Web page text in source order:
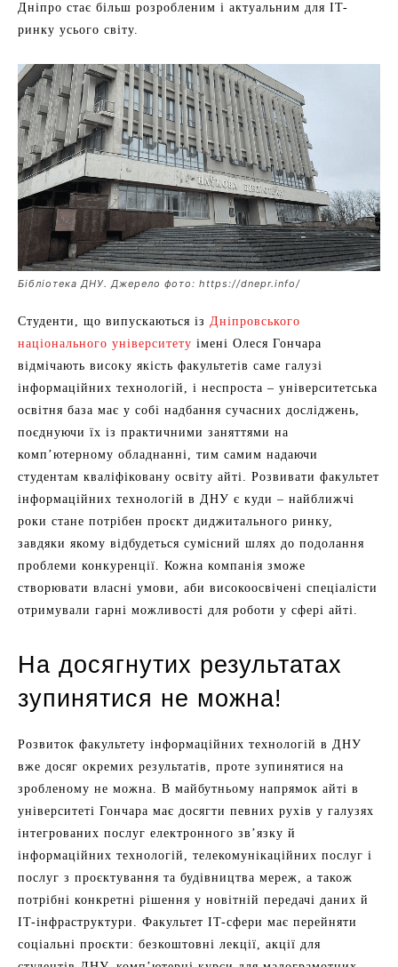
Дніпро стає більш розробленим і актуальним для IT-
ринку усього світу.
Бібліотека ДНУ. Джерело фото: https://dnepr.info/
Студенти, що випускаються із Дніпровського
національного університету імені Олеся Гончара
відмічають високу якість факультетів саме галузі
інформаційних технологій, і неспроста – університетська
освітня база має у собі надбання сучасних досліджень,
поєднуючи їх із практичними заняттями на
комп’ютерному обладнанні, тим самим надаючи
студентам кваліфіковану освіту айті. Розвивати факультет
інформаційних технологій в ДНУ є куди – найближчі
роки стане потрібен проєкт диджитального ринку,
завдяки якому відбудеться сумісний шлях до подолання
проблеми конкуренції. Кожна компанія зможе
створювати власні умови, аби високоосвічені спеціалісти
отримували гарні можливості для роботи у сфері айті.
На досягнутих результатах
зупинятися не можна!
Розвиток факультету інформаційних технологій в ДНУ
вже досяг окремих результатів, проте зупинятися на
зробленому не можна. В майбутньому напрямок айті в
університеті Гончара має досягти певних рухів у галузях
інтегрованих послуг електронного зв’язку й
інформаційних технологій, телекомунікаційних послуг і
послуг з проєктування та будівництва мереж, а також
потрібні конкретні рішення у новітній передачі даних й
IT-інфраструктури. Факультет IT-сфери має перейняти
соціальні проєкти: безкоштовні лекції, акції для